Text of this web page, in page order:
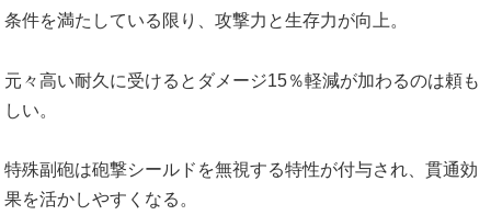
条件を満たしている限り、攻撃力と生存力が向上。
元々高い耐久に受けるとダメージ15％軽減が加わるのは頼も
しい。
特殊副砲は砲撃シールドを無視する特性が付与され、貫通効
果を活かしやすくなる。